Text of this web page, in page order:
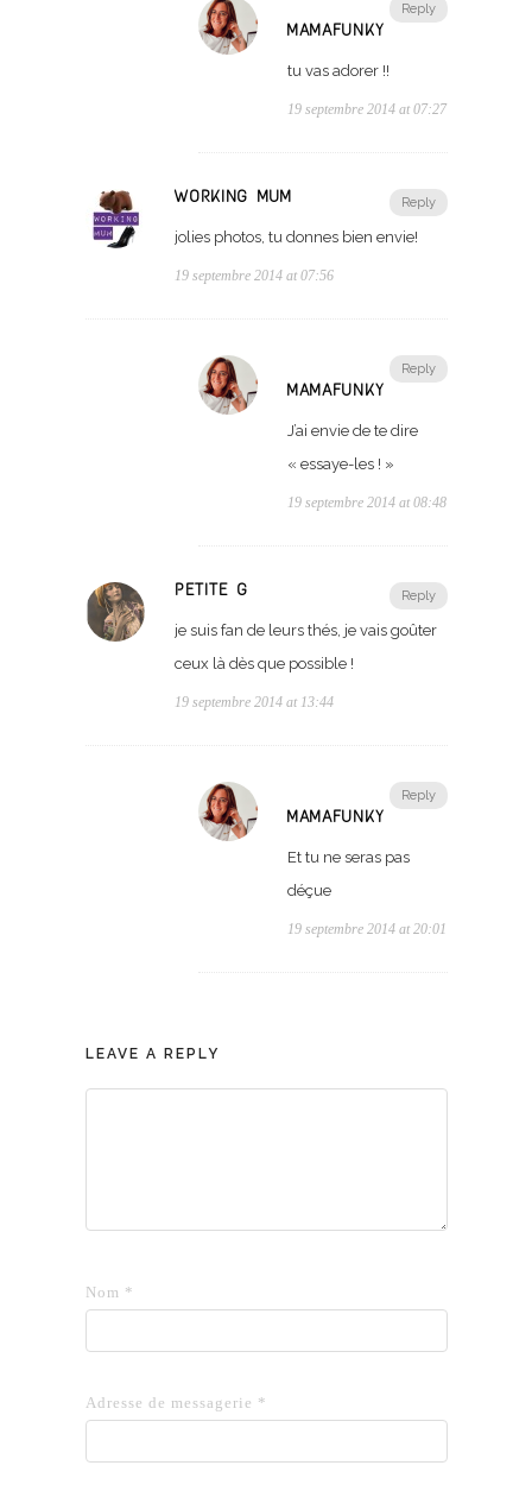
Reply
MAMAFUNKY
tu vas adorer !!
19 septembre 2014 at 07:27
Reply
WORKING MUM
jolies photos, tu donnes bien envie!
19 septembre 2014 at 07:56
Reply
MAMAFUNKY
J’ai envie de te dire
« essaye-les ! »
19 septembre 2014 at 08:48
Reply
PETITE G
je suis fan de leurs thés, je vais goûter
ceux là dès que possible !
19 septembre 2014 at 13:44
Reply
MAMAFUNKY
Et tu ne seras pas
déçue
19 septembre 2014 at 20:01
LEAVE A REPLY
Nom *
Adresse de messagerie *